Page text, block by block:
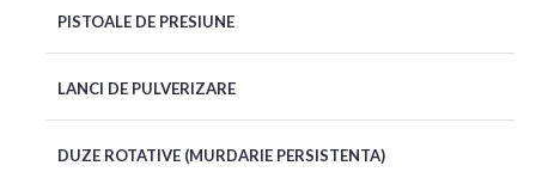
PISTOALE DE PRESIUNE
LANCI DE PULVERIZARE
DUZE ROTATIVE (MURDARIE PERSISTENTA)